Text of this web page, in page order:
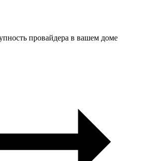
провайдера в вашем доме